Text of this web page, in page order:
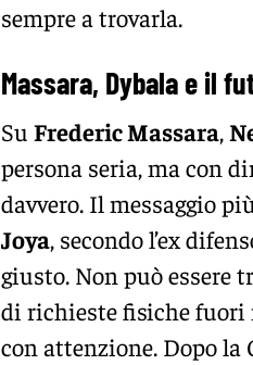
sempre a trovarla.
Massara, Dybala e il
Su Frederic Massara,
persona seria, ma con
davvero. Il messaggio
Joya, secondo l’ex
giusto. Non può essere
di richieste fisiche fuori
con attenzione. Dopo la